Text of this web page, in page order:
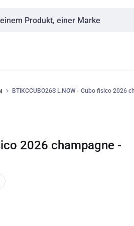
BTIKCCUBO26S L.NOW - Cubo fisico 2026
2026 champagne -